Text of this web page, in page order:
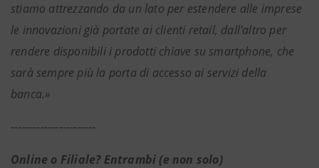
stiamo attrezzando da un lato per estendere alle imprese
le innovazioni già portate ai clienti retail, dall'altro per
rendere disponibili i prodotti chiave su smartphone, che
sarà sempre più la porta di accesso ai servizi della
banca.»
-----------------------
Online o Filiale? Entrambi (e non solo)